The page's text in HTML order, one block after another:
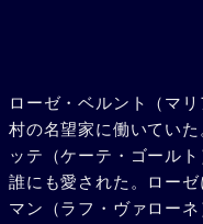
ローゼ・ベルント（マ
村の名望家に働いてい
ッテ（ケーテ・ゴール
誰にも愛された。ロー
マン（ラフ・ヴァロー